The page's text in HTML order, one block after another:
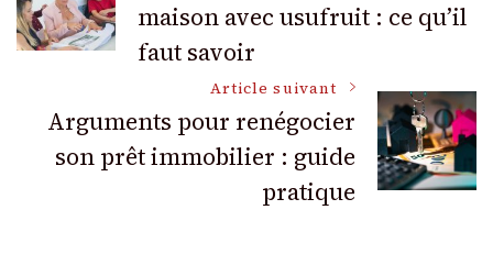
des
articles
maison avec usufruit : ce qu’il
faut savoir
Article suivant
Arguments pour renégocier
son prêt immobilier : guide
pratique